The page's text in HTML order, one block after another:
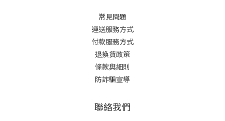
常見問題
運送服務方式
付款服務方式
退換貨政策
條款與細則
防詐騙宣導
聯絡我們